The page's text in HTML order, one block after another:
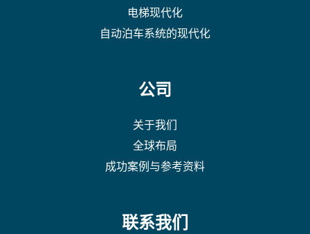
电梯现代化
自动泊车系统的现代化
公司
关于我们
全球布局
成功案例与参考资料
联系我们